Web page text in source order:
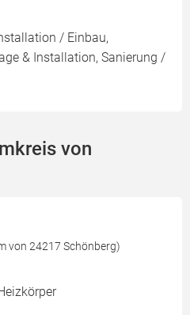
/ Einbau,
& Installation, Sanierung /
von
von 24217 Schönberg)